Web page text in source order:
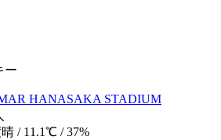
ー
HANASAKA STADIUM
晴 / 11.1℃ / 37%